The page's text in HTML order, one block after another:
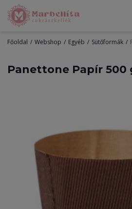
Alapanyagok
Egyéb
Főoldal Webshop Egyéb Sütőformák
Panettone Papír 500